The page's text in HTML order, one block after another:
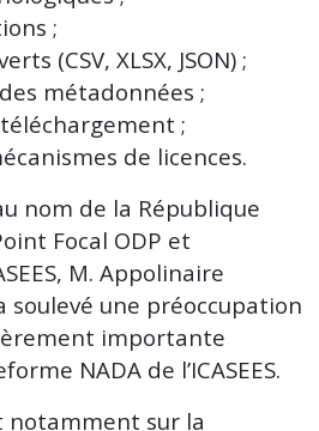
;
(CSV, XLSX, JSON) ;
métadonnées ;
;
de licences.
nom de la République
Focal ODP et
M. Appolinaire
soulevé une préoccupation
importante
NADA de l’ICASEES.
notamment sur la